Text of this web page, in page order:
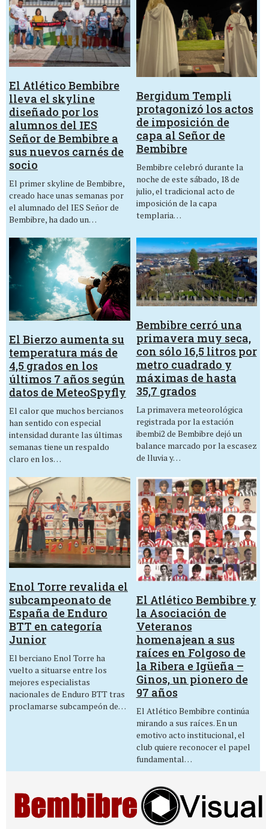
El Atlético Bembibre
lleva el skyline
diseñado por los
alumnos del IES
Señor de Bembibre a
sus nuevos carnés de
socio
El primer skyline de Bembibre,
creado hace unas semanas por
el alumnado del IES Señor de
Bembibre, ha dado un…
Bergidum Templi
protagonizó los actos
de imposición de
capa al Señor de
Bembibre
Bembibre celebró durante la
noche de este sábado, 18 de
julio, el tradicional acto de
imposición de la capa
templaria…
El Bierzo aumenta su
temperatura más de
4,5 grados en los
últimos 7 años según
datos de MeteoSpyfly
El calor que muchos bercianos
han sentido con especial
intensidad durante las últimas
semanas tiene un respaldo
claro en los…
Bembibre cerró una
primavera muy seca,
con sólo 16,5 litros por
metro cuadrado y
máximas de hasta
35,7 grados
La primavera meteorológica
registrada por la estación
ibembi2 de Bembibre dejó un
balance marcado por la escasez
de lluvia y…
Enol Torre revalida el
subcampeonato de
España de Enduro
BTT en categoría
Junior
El berciano Enol Torre ha
vuelto a situarse entre los
mejores especialistas
nacionales de Enduro BTT tras
proclamarse subcampeón de…
El Atlético Bembibre y
la Asociación de
Veteranos
homenajean a sus
raíces en Folgoso de
la Ribera e Igüeña –
Ginos, un pionero de
97 años
El Atlético Bembibre continúa
mirando a sus raíces. En un
emotivo acto institucional, el
club quiere reconocer el papel
fundamental…